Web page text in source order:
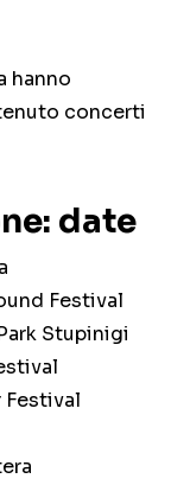
hanno
concerti
date
Festival
Stupinigi
Festival